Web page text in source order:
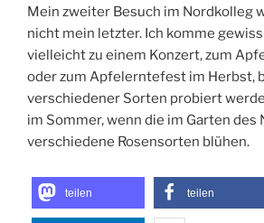
Mein zweiter Besuch im Nordkolleg
nicht mein letzter. Ich komme
vielleicht zu einem Konzert, zum
oder zum Apfelerntefest im Herbst,
verschiedener Sorten probiert
im Sommer, wenn die im Garten des
verschiedene Rosensorten blühen.
teilen teilen